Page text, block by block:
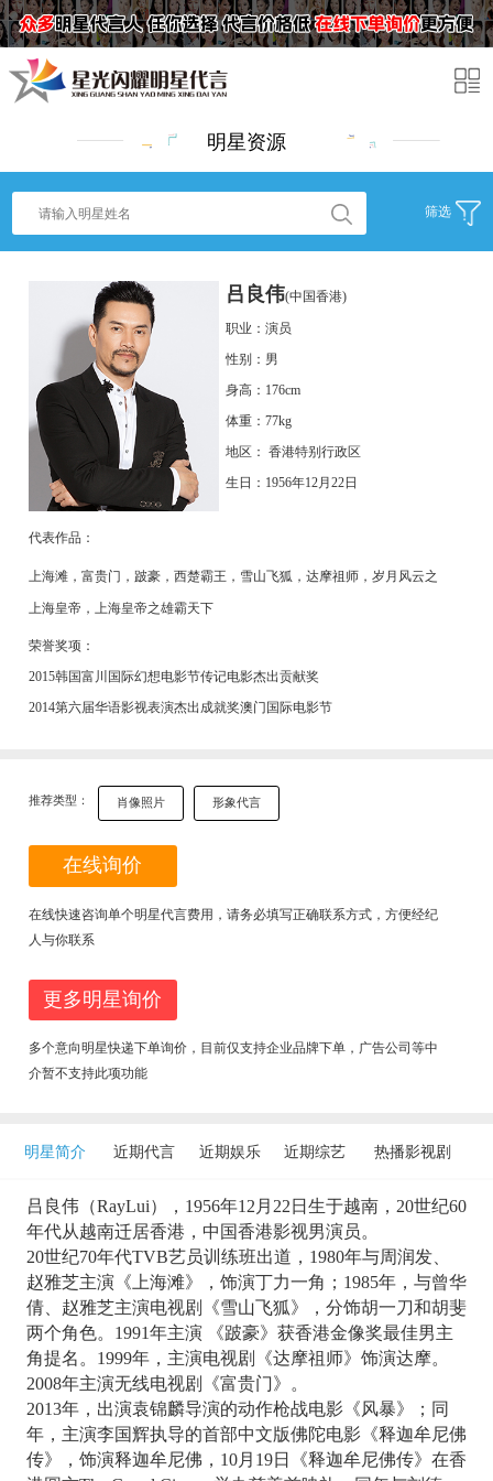
明星资源
筛选
吕良伟(中国香港)
职业：演员
性别：男
身高：176cm
体重：77kg
地区： 香港特别行政区
生日：1956年12月22日
代表作品：
上海滩，富贵门，跛豪，西楚霸王，雪山飞狐，达摩祖师，岁月风云之
上海皇帝，上海皇帝之雄霸天下
荣誉奖项：
2015韩国富川国际幻想电影节传记电影杰出贡献奖
2014第六届华语影视表演杰出成就奖澳门国际电影节
推荐类型： 肖像照片 形象代言
在线询价
在线快速咨询单个明星代言费用，请务必填写正确联系方式，方便经纪
人与你联系
更多明星询价
多个意向明星快递下单询价，目前仅支持企业品牌下单，广告公司等中
介暂不支持此项功能
明星简介 近期代言 近期娱乐 近期综艺 热播影视剧
吕良伟（RayLui），1956年12月22日生于越南，20世纪60
年代从越南迁居香港，中国香港影视男演员。
20世纪70年代TVB艺员训练班出道，1980年与周润发、
赵雅芝主演《上海滩》，饰演丁力一角；1985年，与曾华
倩、赵雅芝主演电视剧《雪山飞狐》，分饰胡一刀和胡斐
两个角色。1991年主演 《跛豪》获香港金像奖最佳男主
角提名。1999年，主演电视剧《达摩祖师》饰演达摩。
2008年主演无线电视剧《富贵门》。
2013年，出演袁锦麟导演的动作枪战电影《风暴》；同
年，主演李国辉执导的首部中文版佛陀电影《释迦牟尼佛
传》，饰演释迦牟尼佛，10月19日《释迦牟尼佛传》在香